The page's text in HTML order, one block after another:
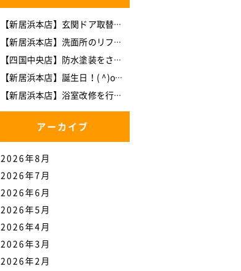
【新居浜本店】玄関ドア取替工事(*^-^*)
【新居浜本店】洗面所のリフォームを行いました。
【四国中央店】防水塗装をさせて頂きました。
【新居浜本店】誕生日！( ^)o(^ )
【新居浜本店】浴室改修を行いました。
アーカイブ
2026年8月
2026年7月
2026年6月
2026年5月
2026年4月
2026年3月
2026年2月